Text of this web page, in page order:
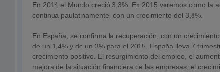
En 2014 el Mundo creció 3,3%. En 2015 veremos como la
continua paulatinamente, con un crecimiento del 3,8%.
En España, se confirma la recuperación, con un
de un 1,4% y de un 3% para el 2015. España lleva 7
crecimiento positivo. El resurgimiento del empleo, el
mejora de la situación financiera de las empresas, el